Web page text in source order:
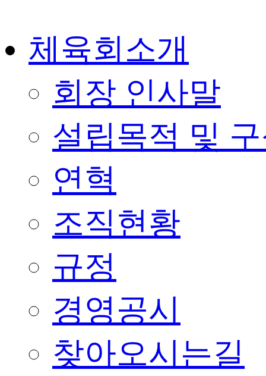
체육회소개
회장 인사말
설립목적 및
연혁
조직현황
규정
경영공시
찾아오시는길